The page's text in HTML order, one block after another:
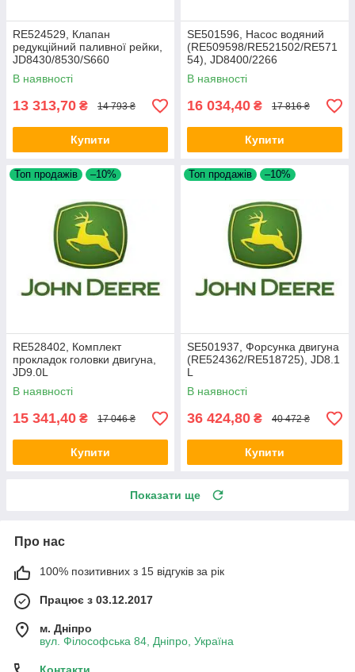
RE524529, Клапан
редукційний паливної рейки,
JD8430/8530/S660
В наявності
13 313,70 ₴ 14 793 ₴
Купити
SE501596, Насос водяний
(RE509598/RE521502/RE571
54), JD8400/2266
В наявності
16 034,40 ₴ 17 816 ₴
Купити
Топ продажів –10%
RE528402, Комплект
прокладок головки двигуна,
JD9.0L
В наявності
15 341,40 ₴ 17 046 ₴
Купити
Топ продажів –10%
SE501937, Форсунка двигуна
(RE524362/RE518725), JD8.1
L
В наявності
36 424,80 ₴ 40 472 ₴
Купити
Показати ще
Про нас
100% позитивних з 15 відгуків за рік
Працює з 03.12.2017
м. Дніпро
вул. Філософська 84, Дніпро, Україна